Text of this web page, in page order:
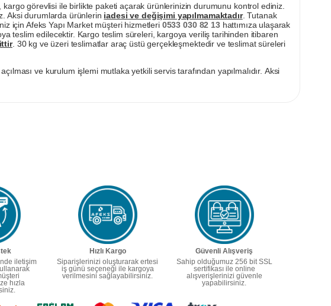
görevlisi ile birlikte paketi açarak ürünlerinizin durumunu kontrol ediniz.
Aksi durumlarda ürünlerin iadesi ve değişimi yapılmamaktadır. Tutanak
için Afeks Yapı Market müşteri hizmetleri 0533 030 82 13hattımıza ulaşarak
teslim edilecektir. Kargo teslim süreleri, kargoya veriliş tarihinden itibaren
. 30 kg ve üzeri teslimatlar araç üstü gerçekleşmektedir ve teslimat süreleri
ve kurulum işlemi mutlaka yetkili servis tarafından yapılmalıdır. Aksi
iletişim
hızla
Hızlı Kargo
Siparişlerinizi oluşturarak ertesi
iş günü seçeneği ile kargoya
verilmesini sağlayabilirsiniz.
Güvenli Alışveriş
Sahip olduğumuz 256 bit SSL
sertifikası ile online
alışverişlerinizi güvenle
yapabilirsiniz.